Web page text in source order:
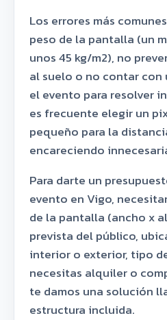
Los errores más
peso de la pantalla (un
unos 45 kg/m2), no
al suelo o no contar
el evento para resolver
es frecuente elegir un
pequeño para la
encareciendo
Para darte un
evento en Vigo,
de la pantalla (ancho x
prevista del público,
interior o exterior, tipo
necesitas alquiler o
te damos una solución
estructura incluida.